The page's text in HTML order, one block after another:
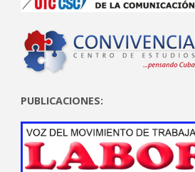
PUBLICACIONES: